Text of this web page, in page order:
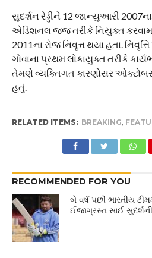
સુદર્શન રેડ્ડીને 12 જાન્યુઆરી 2007ના
એડિશનલ જજ તરીકે નિયુક્ત
2011ના રોજ નિવૃત્ત થયા હતા.
ગોવાના પ્રથમ લોકાયુક્ત તરીકે
તેમણે વ્યક્તિગત કારણોસર
હતું.
RELATED ITEMS: BREAKING
RECOMMENDED FOR YOU
બે વર્ષ પછી ભારતીય
ઈજાગ્રસ્ત સાઈ